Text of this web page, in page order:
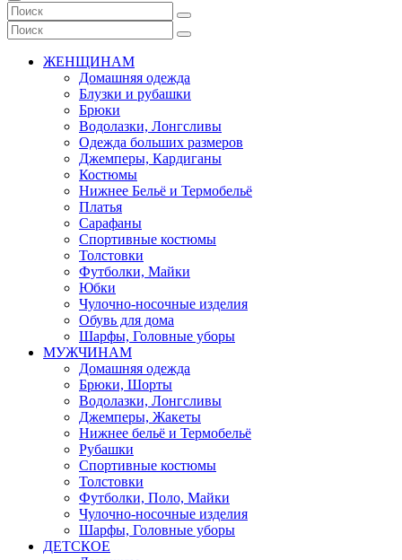
ЖЕНЩИНАМ
Домашняя одежда
Блузки и рубашки
Брюки
Водолазки, Лонгсливы
Одежда больших размеров
Джемперы, Кардиганы
Костюмы
Нижнее Бельё и Термобельё
Платья
Сарафаны
Спортивные костюмы
Толстовки
Футболки, Майки
Юбки
Чулочно-носочные изделия
Обувь для дома
Шарфы, Головные уборы
МУЖЧИНАМ
Домашняя одежда
Брюки, Шорты
Водолазки, Лонгсливы
Джемперы, Жакеты
Нижнее бельё и Термобельё
Рубашки
Спортивные костюмы
Толстовки
Футболки, Поло, Майки
Чулочно-носочные изделия
Шарфы, Головные уборы
ДЕТСКОЕ